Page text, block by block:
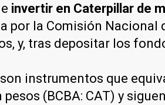
invertir en Caterpillar de
por la Comisión Nacional
y, tras depositar los
son instrumentos que
(BCBA: CAT) y